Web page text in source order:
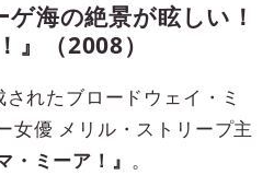
海の絶景が眩しい！
』（2008）
れたブロードウェイ・ミ
女優 メリル・ストリープ主
・ミーア！』 。